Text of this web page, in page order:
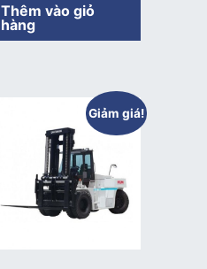
Thêm vào giỏ
hàng
Giảm giá!